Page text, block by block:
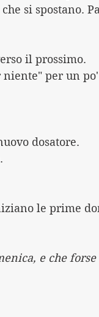
si spostano.
il prossimo.
niente" per un
dosatore.
le prime
e che